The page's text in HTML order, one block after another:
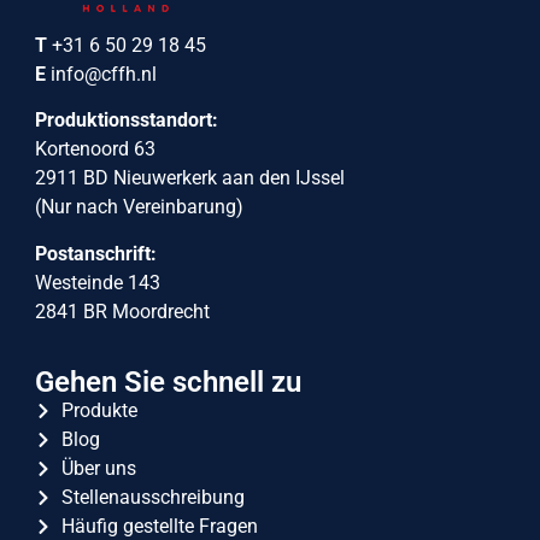
T +31 6 50 29 18 45
E info@cffh.nl
Produktionsstandort:
Kortenoord 63
2911 BD Nieuwerkerk aan den IJssel
(Nur nach Vereinbarung)
Postanschrift:
Westeinde 143
2841 BR Moordrecht
Gehen Sie schnell zu
Produkte
Blog
Über uns
Stellenausschreibung
Häufig gestellte Fragen